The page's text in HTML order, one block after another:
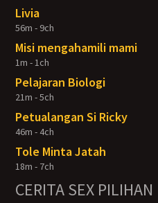
Livia
56m - 9ch
Misi mengahamili mami
1m - 1ch
Pelajaran Biologi
21m - 5ch
Petualangan Si Ricky
46m - 4ch
Tole Minta Jatah
18m - 7ch
CERITA SEX PILIHAN